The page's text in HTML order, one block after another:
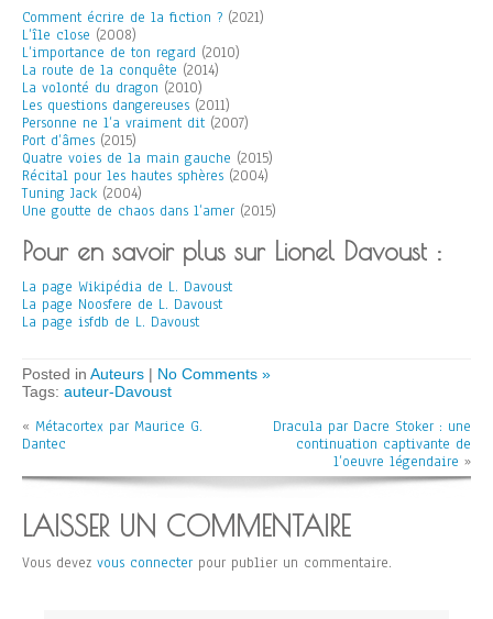
Comment écrire de la fiction ? (2021)
L’île close (2008)
L’importance de ton regard (2010)
La route de la conquête (2014)
La volonté du dragon (2010)
Les questions dangereuses (2011)
Personne ne l’a vraiment dit (2007)
Port d’âmes (2015)
Quatre voies de la main gauche (2015)
Récital pour les hautes sphères (2004)
Tuning Jack (2004)
Une goutte de chaos dans l’amer (2015)
Pour en savoir plus sur Lionel Davoust :
La page Wikipédia de L. Davoust
La page Noosfere de L. Davoust
La page isfdb de L. Davoust
Posted in Auteurs | No Comments »
Tags: auteur-Davoust
« Métacortex par Maurice G.
Dantec
Dracula par Dacre Stoker : une
continuation captivante de
l’oeuvre légendaire »
LAISSER UN COMMENTAIRE
Vous devez vous connecter pour publier un commentaire.